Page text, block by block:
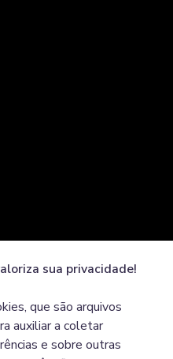
sua privacidade!
que são arquivos
auxiliar a coletar
e sobre outras